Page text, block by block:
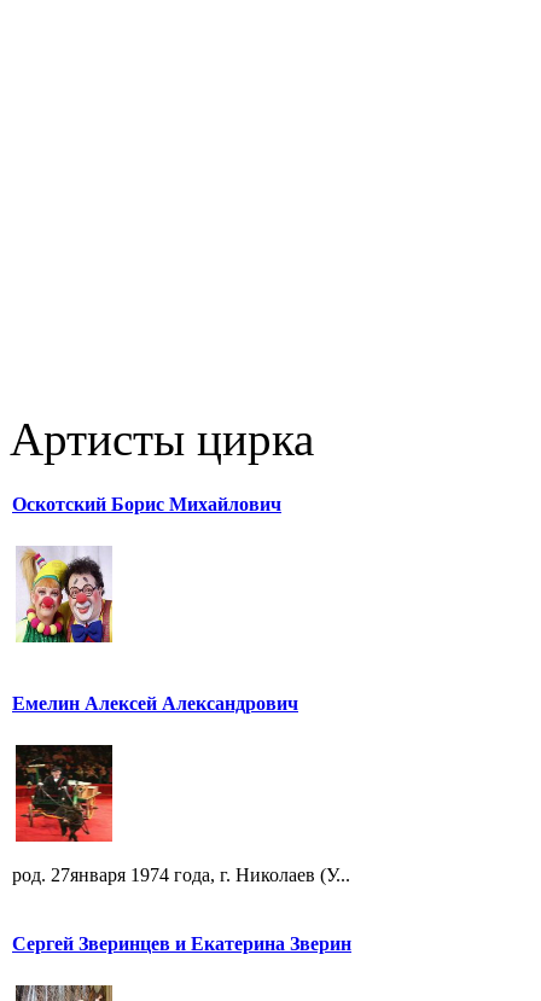
Артисты цирка
Оскотский Борис Михайлович
Емелин Алексей Александрович
род. 27января 1974 года, г. Николаев (У...
Сергей Зверинцев и Екатерина Зверин